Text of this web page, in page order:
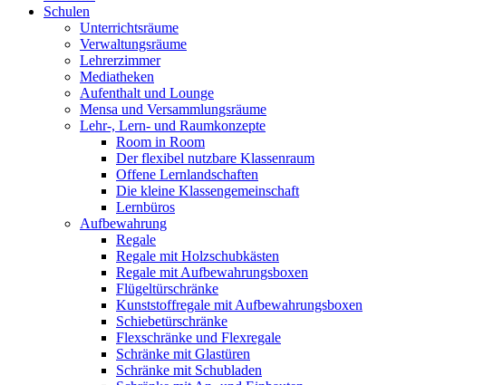
Schulen
Unterrichtsräume
Verwaltungsräume
Lehrerzimmer
Mediatheken
Aufenthalt und Lounge
Mensa und Versammlungsräume
Lehr-, Lern- und Raumkonzepte
Room in Room
Der flexibel nutzbare Klassenraum
Offene Lernlandschaften
Die kleine Klassengemeinschaft
Lernbüros
Aufbewahrung
Regale
Regale mit Holzschubkästen
Regale mit Aufbewahrungsboxen
Flügeltürschränke
Kunststoffregale mit Aufbewahrungsboxen
Schiebetürschränke
Flexschränke und Flexregale
Schränke mit Glastüren
Schränke mit Schubladen